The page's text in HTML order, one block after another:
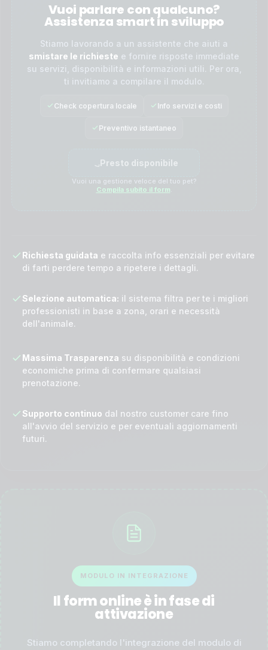
Vuoi parlare con qualcuno?
Assistenza smart in sviluppo
Stiamo lavorando a un assistente che aiuti a
smistare le richieste e fornire risposte immediate
su servizi, disponibilità e informazioni utili. Per ora,
ti invitiamo a compilare il modulo.
Check copertura locale Info servizi e costi
Preventivo istantaneo
Presto disponibile
Vuoi una gestione veloce del tuo pet?
Compila subito il form
Richiesta guidata e raccolta info essenziali per evitare
di farti perdere tempo a ripetere i dettagli.
Selezione automatica: il sistema filtra per te i migliori
professionisti in base a zona, orari e necessità
dell'animale.
Massima Trasparenza su disponibilità e condizioni
economiche prima di confermare qualsiasi
prenotazione.
Supporto continuo dal nostro customer care fino
all'avvio del servizio e per eventuali aggiornamenti
futuri.
MODULO IN INTEGRAZIONE
Il form online è in fase di
attivazione
Stiamo completando l'integrazione del modulo di